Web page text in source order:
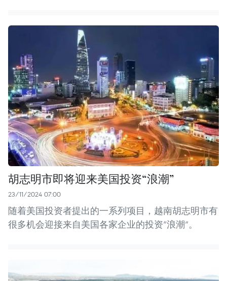
胡志明市即将迎来美国投资“浪潮”
23/11/2024 07:00
随着美国投资者提出的一系列项目，越南胡志明市有
很多机会迎接来自美国各家企业的投资“浪潮”。